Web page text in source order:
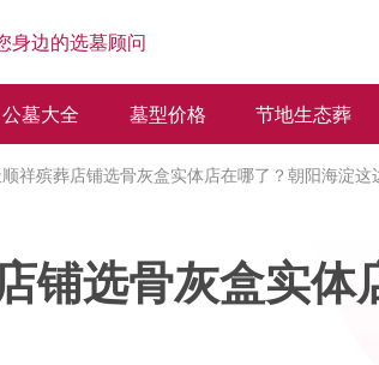
身边的选墓顾问
公墓大全 墓型价格 节地生态葬
顺祥殡葬店铺选骨灰盒实体店在哪了？朝阳海淀这
铺选骨灰盒实体